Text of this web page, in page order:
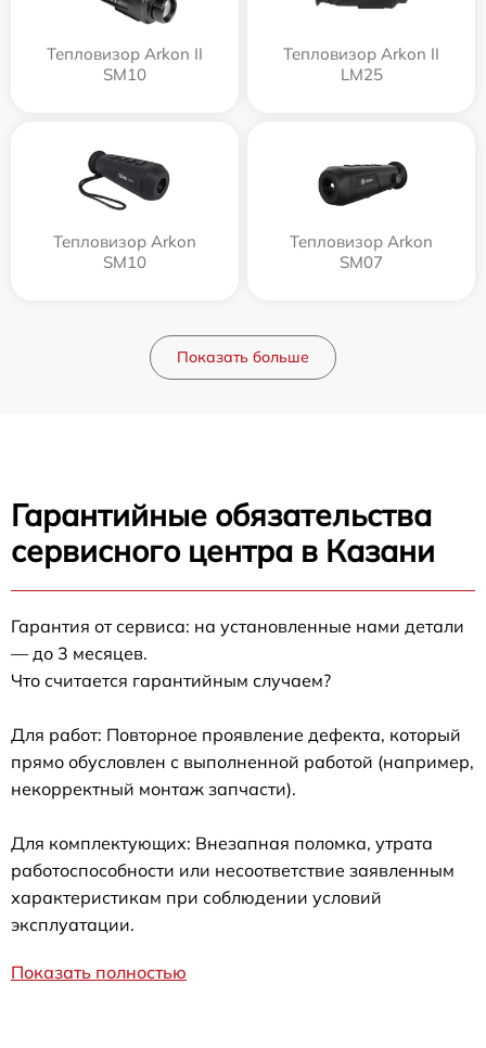
Тепловизор Arkon II
SM10
Тепловизор Arkon II
LM25
Тепловизор Arkon
SM10
Тепловизор Arkon
SM07
Показать больше
Гарантийные обязательства
сервисного центра в Казани
Гарантия от сервиса: на установленные нами детали
— до 3 месяцев.
Что считается гарантийным случаем?
Для работ: Повторное проявление дефекта, который
прямо обусловлен с выполненной работой (например,
некорректный монтаж запчасти).
Для комплектующих: Внезапная поломка, утрата
работоспособности или несоответствие заявленным
характеристикам при соблюдении условий
эксплуатации.
Показать полностью